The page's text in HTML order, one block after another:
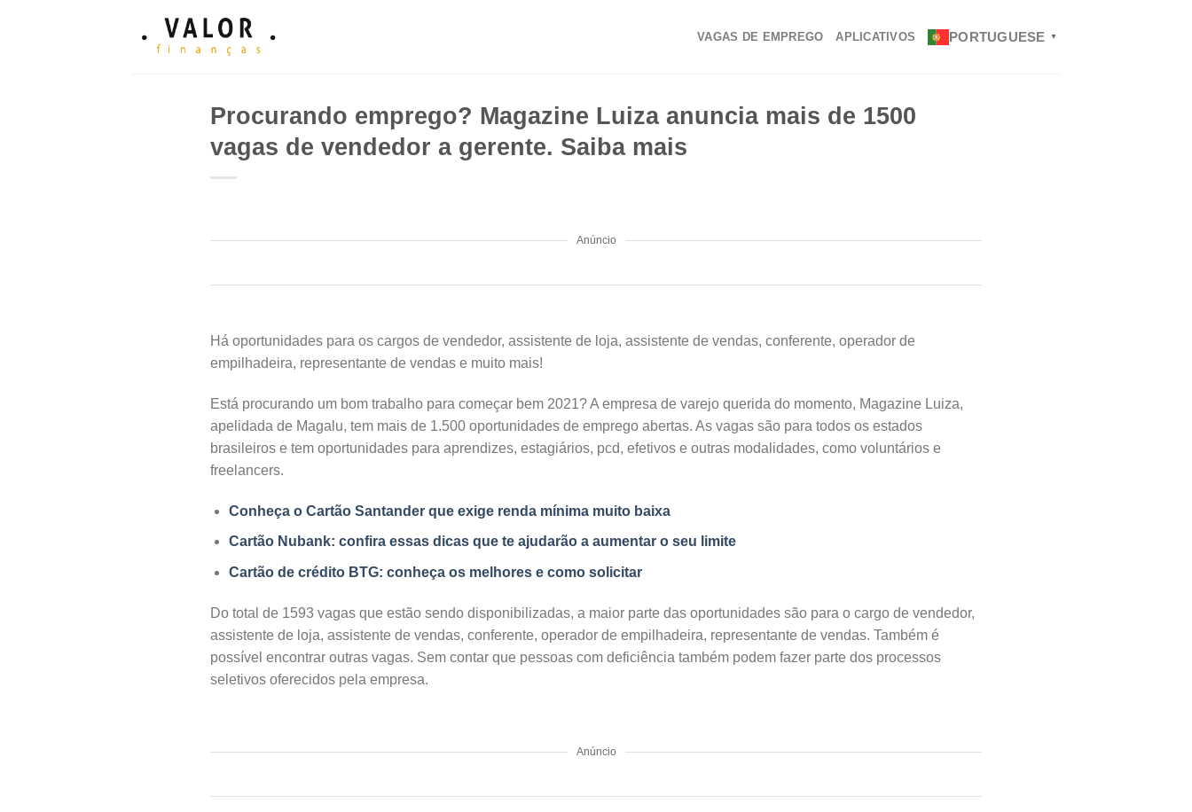
VAGAS DE EMPREGO APLICATIVOS PORTUGUESE ▼
Procurando emprego? Magazine Luiza anuncia mais de 1500
vagas de vendedor a gerente. Saiba mais
Anúncio
Há oportunidades para os cargos de vendedor, assistente de loja, assistente de vendas, conferente, operador de
empilhadeira, representante de vendas e muito mais!
Está procurando um bom trabalho para começar bem 2021? A empresa de varejo querida do momento, Magazine Luiza,
apelidada de Magalu, tem mais de 1.500 oportunidades de emprego abertas. As vagas são para todos os estados
brasileiros e tem oportunidades para aprendizes, estagiários, pcd, efetivos e outras modalidades, como voluntários e
freelancers.
Conheça o Cartão Santander que exige renda mínima muito baixa
Cartão Nubank: confira essas dicas que te ajudarão a aumentar o seu limite
Cartão de crédito BTG: conheça os melhores e como solicitar
Do total de 1593 vagas que estão sendo disponibilizadas, a maior parte das oportunidades são para o cargo de vendedor,
assistente de loja, assistente de vendas, conferente, operador de empilhadeira, representante de vendas. Também é
possível encontrar outras vagas. Sem contar que pessoas com deficiência também podem fazer parte dos processos
seletivos oferecidos pela empresa.
Anúncio